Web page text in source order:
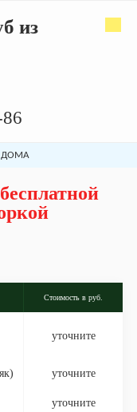
из
ДОМА
Стоимость в руб.
уточните
уточните
уточните